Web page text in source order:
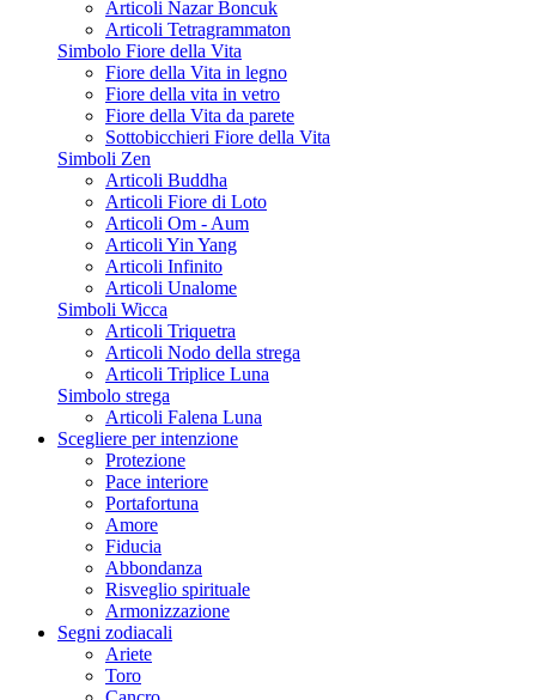
Articoli Nazar Boncuk
Articoli Tetragrammaton
Simbolo Fiore della Vita
Fiore della Vita in legno
Fiore della vita in vetro
Fiore della Vita da parete
Sottobicchieri Fiore della Vita
Simboli Zen
Articoli Buddha
Articoli Fiore di Loto
Articoli Om - Aum
Articoli Yin Yang
Articoli Infinito
Articoli Unalome
Simboli Wicca
Articoli Triquetra
Articoli Nodo della strega
Articoli Triplice Luna
Simbolo strega
Articoli Falena Luna
Scegliere per intenzione
Protezione
Pace interiore
Portafortuna
Amore
Fiducia
Abbondanza
Risveglio spirituale
Armonizzazione
Segni zodiacali
Ariete
Toro